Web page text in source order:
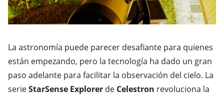
La astronomía puede parecer desafiante para quienes
están empezando, pero la tecnología ha dado un gran
paso adelante para facilitar la observación del cielo. La
serieStarSense Explorer de Celestron revoluciona la